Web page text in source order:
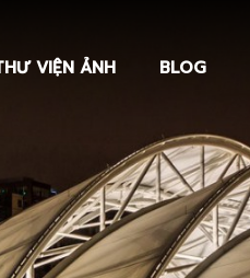
VIỆN ẢNH BLOG